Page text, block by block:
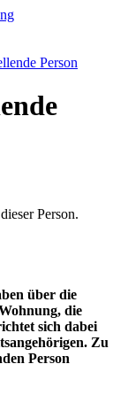
Person
Person.
über die
die
sich dabei
Zu
Person